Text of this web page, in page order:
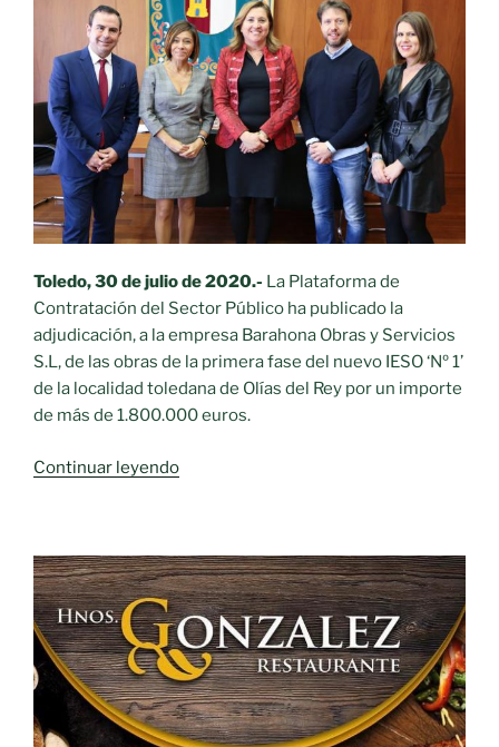
del
IESO
‘Olías
de
Rey’
por
un
importe
superior
1.600.000
euros»
Toledo, 30 de julio de 2020.- La Plataforma de
Contratación del Sector Público ha publicado la
adjudicación, a la empresa Barahona Obras y Servicios
S.L, de las obras de la primera fase del nuevo IESO ‘Nº 1’
de la localidad toledana de Olías del Rey por un importe
de más de 1.800.000 euros.
Continuar leyendo«El
las
obras
de
la
primera
fase
del